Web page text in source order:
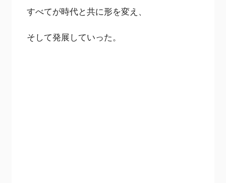
すべてが時代と共に形を変え、
そして発展していった。